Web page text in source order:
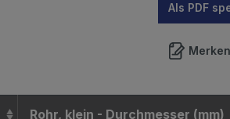
Als PDF
Merken
Rohr, klein - Durchmesser (mm)